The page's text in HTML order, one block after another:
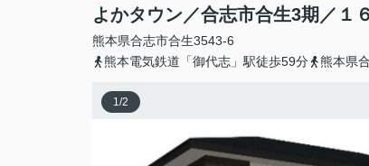
よかタウン／合志市合生3期／１
熊本県合志市合生3543-6
熊本電気鉄道「御代志」駅徒歩59分
熊本県
1/2